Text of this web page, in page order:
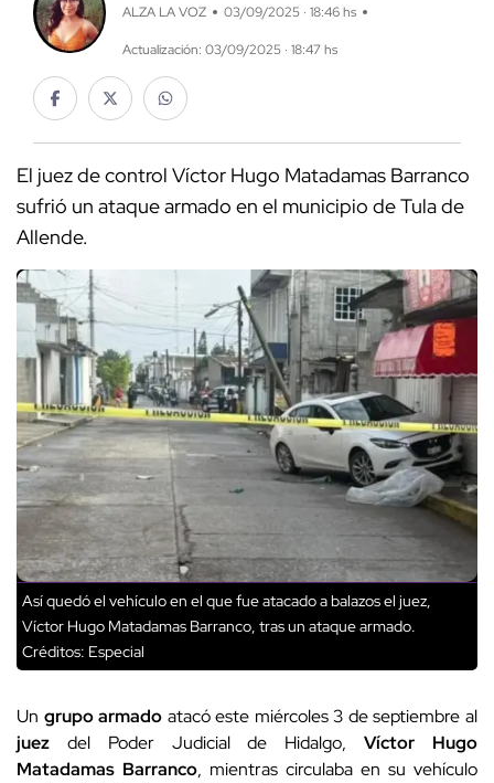
ALZA LA VOZ 03/09/2025 · 18:46 hs
Actualización: 03/09/2025 · 18:47 hs
El juez de control Víctor Hugo Matadamas Barranco
sufrió un ataque armado en el municipio de Tula de
Allende.
Así quedó el vehículo en el que fue atacado a balazos el juez,
Víctor Hugo Matadamas Barranco, tras un ataque armado.
Créditos: Especial
Un grupo armado atacó este miércoles 3 de septiembre al
juez del Poder Judicial de Hidalgo,Víctor Hugo
Matadamas Barranco, mientras circulaba en su vehículo